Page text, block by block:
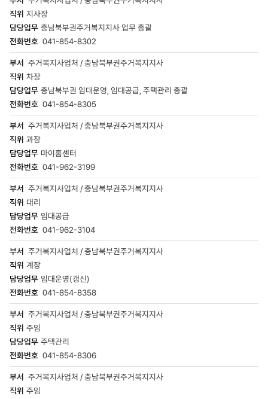
결과
-
부서,
이름,
담당업무,
전화번호
지사장
충남북부권주거복지지사 업무 총괄
041-854-8302
주거복지사업처 / 충남북부권주거복지지사
차장
충남북부권 임대운영, 임대공급, 주택관리 총괄
041-854-8305
주거복지사업처 / 충남북부권주거복지지사
과장
마이홈센터
041-962-3199
주거복지사업처 / 충남북부권주거복지지사
대리
임대공급
041-962-3104
주거복지사업처 / 충남북부권주거복지지사
계장
임대운영(갱신)
041-854-8358
주거복지사업처 / 충남북부권주거복지지사
주임
주택관리
041-854-8306
주거복지사업처 / 충남북부권주거복지지사
주임